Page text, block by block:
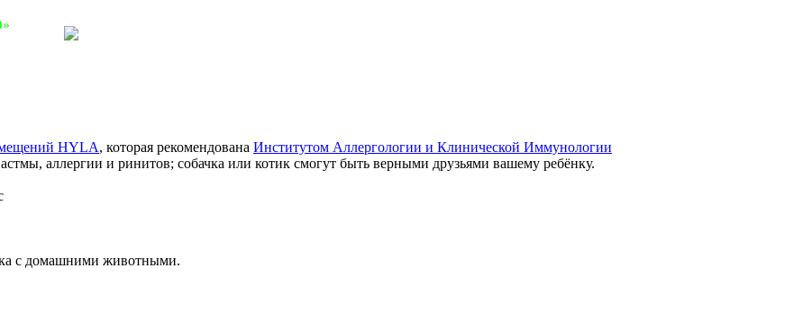
HYLA, которая рекомендована Институтом Аллергологии и Клинической Иммунологии
аллергии и ринитов; собачка или котик смогут быть верными друзьями вашему ребёнку.
с домашними животными.